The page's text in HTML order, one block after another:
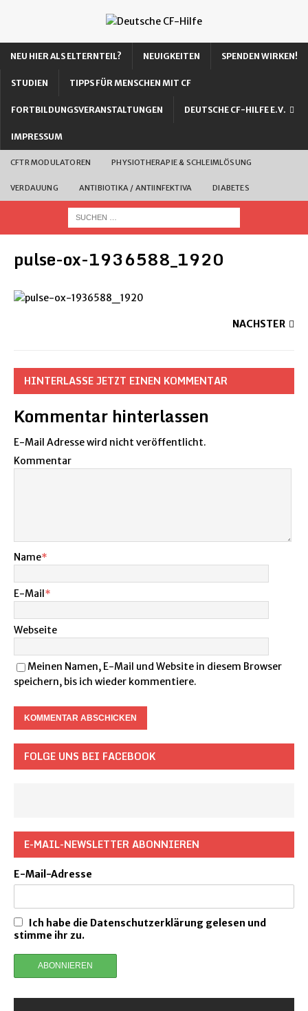
NEU HIER ALS ELTERNTEIL? NEUIGKEITEN SPENDEN WIRKEN!
STUDIEN TIPPS FÜR MENSCHEN MIT CF
FORTBILDUNGSVERANSTALTUNGEN DEUTSCHE CF-HILFE E.V.
IMPRESSUM
CFTR MODULATOREN PHYSIOTHERAPIE & SCHLEIMLÖSUNG
VERDAUUNG ANTIBIOTIKA / ANTIINFEKTIVA DIABETES
pulse-ox-1936588_1920
NÄCHSTER
HINTERLASSE JETZT EINEN KOMMENTAR
Kommentar hinterlassen
E-Mail Adresse wird nicht veröffentlicht.
Kommentar
Name*
E-Mail*
Webseite
Meinen Namen, E-Mail und Website in diesem Browser
speichern, bis ich wieder kommentiere.
FOLGE UNS BEI FACEBOOK
E-MAIL-NEWSLETTER ABONNIEREN
E-Mail-Adresse
Ich habe die Datenschutzerklärung gelesen und
stimme ihr zu.